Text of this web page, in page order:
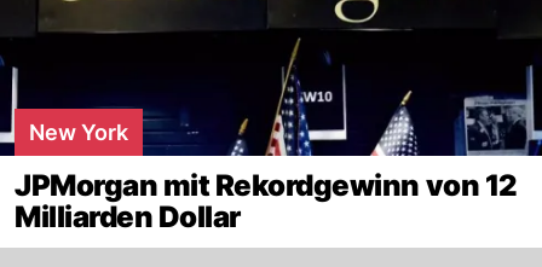
New York
JPMorgan mit Rekordgewinn von 12
Milliarden Dollar